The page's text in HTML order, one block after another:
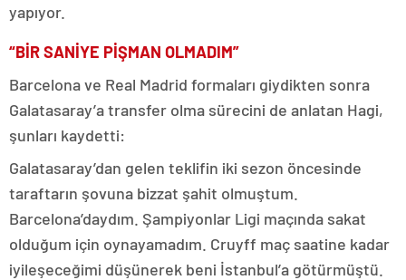
yapıyor.
“BİR SANİYE PİŞMAN OLMADIM”
Barcelona ve Real Madrid formaları giydikten sonra
Galatasaray’a transfer olma sürecini de anlatan Hagi,
şunları kaydetti:
Galatasaray’dan gelen teklifin iki sezon öncesinde
taraftarın şovuna bizzat şahit olmuştum.
Barcelona’daydım. Şampiyonlar Ligi maçında sakat
olduğum için oynayamadım. Cruyff maç saatine kadar
iyileşeceğimi düşünerek beni İstanbul’a götürmüştü.